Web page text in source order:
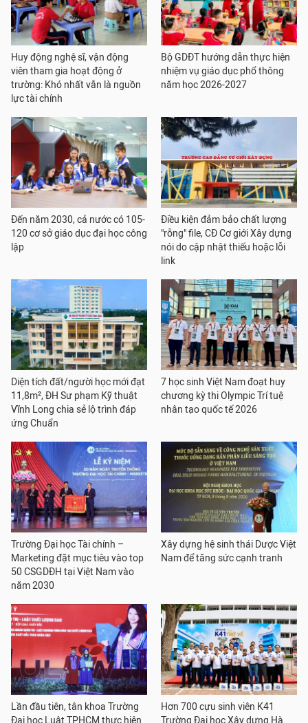
Huy động nghệ sĩ, vận động
viên tham gia hoạt động ở
trường: Khó nhất vẫn là nguồn
lực tài chính
Bộ GDĐT hướng dẫn thực hiện
nhiệm vụ giáo dục phổ thông
năm học 2026-2027
Đến năm 2030, cả nước có 105-
120 cơ sở giáo dục đại học công
lập
Điều kiện đảm bảo chất lượng
"rỗng" file, CĐ Cơ giới Xây dựng
nói do cập nhật thiếu hoặc lỗi
link
Diện tích đất/người học mới đạt
11,8m², ĐH Sư phạm Kỹ thuật
Vĩnh Long chia sẻ lộ trình đáp
ứng Chuẩn
7 học sinh Việt Nam đoạt huy
chương kỳ thi Olympic Trí tuệ
nhân tạo quốc tế 2026
Trường Đại học Tài chính –
Marketing đặt mục tiêu vào top
50 CSGDĐH tại Việt Nam vào
năm 2030
Xây dựng hệ sinh thái Dược Việt
Nam để tăng sức cạnh tranh
Lần đầu tiên, tân khoa Trường
Hơn 700 cựu sinh viên K41